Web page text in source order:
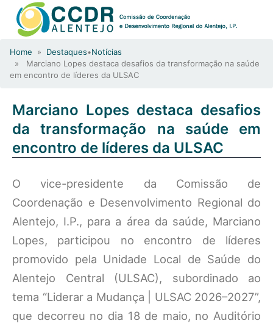
Home » Destaques•Notícias
» Marciano Lopes destaca desafios da transformação na saúde
em encontro de líderes da ULSAC
Marciano Lopes destaca desafios
da transformação na saúde em
encontro de líderes da ULSAC
O vice-presidente da Comissão de
Coordenação e Desenvolvimento Regional do
Alentejo, I.P., para a área da saúde, Marciano
Lopes, participou no encontro de líderes
promovido pela Unidade Local de Saúde do
Alentejo Central (ULSAC), subordinado ao
tema “Liderar a Mudança | ULSAC 2026–2027”,
que decorreu no dia 18 de maio, no Auditório